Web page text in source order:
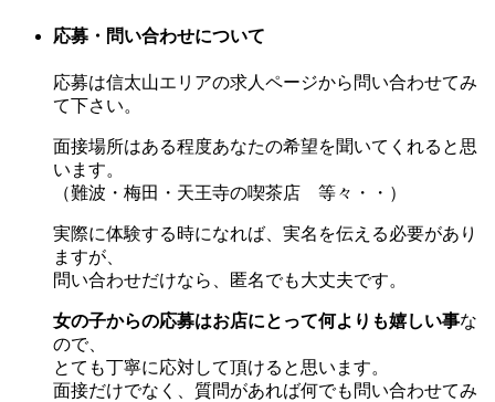
応募・問い合わせについて
応募は信太山エリアの求人ページから問い合わせてみ
て下さい。
面接場所はある程度あなたの希望を聞いてくれると思
います。
（難波・梅田・天王寺の喫茶店 等々・・）
実際に体験する時になれば、実名を伝える必要があり
ますが、
問い合わせだけなら、匿名でも大丈夫です。
女の子からの応募はお店にとって何よりも嬉しい事な
ので、
とても丁寧に応対して頂けると思います。
面接だけでなく、質問があれば何でも問い合わせてみ